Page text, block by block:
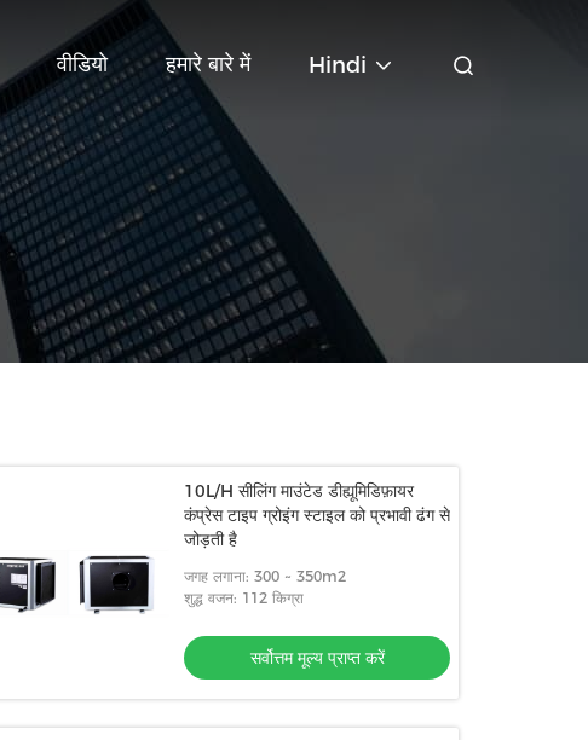
वीडियो हमारे बारे में Hindi
10L/H सीलिंग माउंटेड डीह्यूमिडिफ़ायर
कंप्रेस टाइप ग्रोइंग स्टाइल को प्रभावी ढंग से
जोड़ती है
जगह लगाना: 300 ~ 350m2
शुद्ध वजन: 112 किग्रा
सर्वोत्तम मूल्य प्राप्त करें